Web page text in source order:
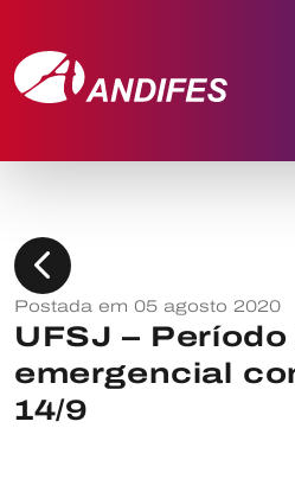
chevron_left
Postada em 05 agosto 2020
UFSJ –
emergencial
14/9